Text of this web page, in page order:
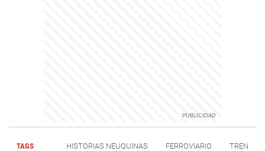
TAGS HISTORIAS NEUQUINAS FERROVIARIO TREN